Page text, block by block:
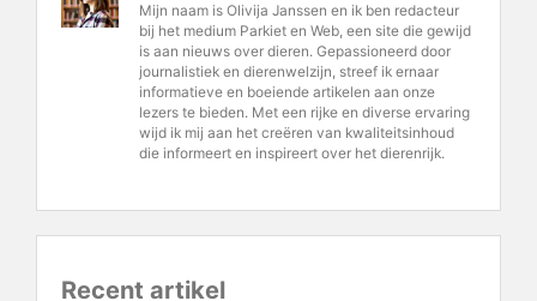
Mijn naam is Olivija Janssen en ik ben redacteur
bij het medium Parkiet en Web, een site die gewijd
is aan nieuws over dieren. Gepassioneerd door
journalistiek en dierenwelzijn, streef ik ernaar
informatieve en boeiende artikelen aan onze
lezers te bieden. Met een rijke en diverse ervaring
wijd ik mij aan het creëren van kwaliteitsinhoud
die informeert en inspireert over het dierenrijk.
Recent artikel